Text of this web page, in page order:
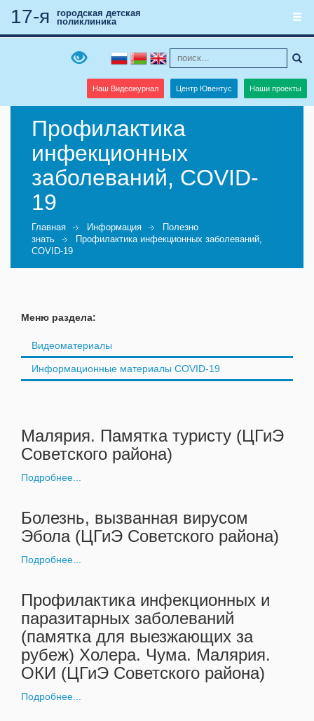
Наш Видеожурнал Центр Ювентус Наши проекты
17-я
городская детская
поликлиника
Профилактика
инфекционных
заболеваний, COVID-
19
Главная Информация
Полезно
знать
Профилактика инфекционных заболеваний,
COVID-19
Меню раздела:
Видеоматериалы
Информационные материалы COVID-19
Малярия. Памятка туристу (ЦГиЭ
Советского района)
Подробнее...
Болезнь, вызванная вирусом
Эбола (ЦГиЭ Советского района)
Подробнее...
Профилактика инфекционных и
паразитарных заболеваний
(памятка для выезжающих за
рубеж) Холера. Чума. Малярия.
ОКИ (ЦГиЭ Советского района)
Подробнее...